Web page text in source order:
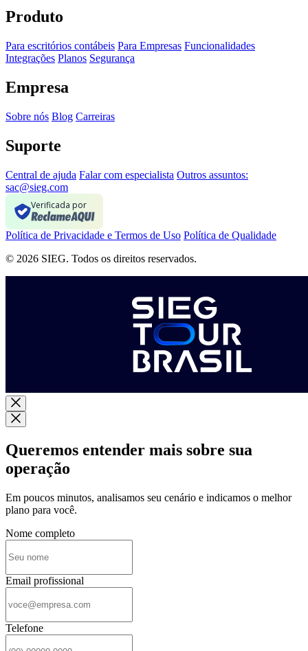
Produto
Para escritórios contábeis Para Empresas Funcionalidades
Integrações Planos Segurança
Empresa
Sobre nós Blog Carreiras
Suporte
Central de ajuda Falar com especialista Outros assuntos:
sac@sieg.com
Verificada por
Política de Privacidade e Termos de Uso Política de Qualidade
© 2026 SIEG. Todos os direitos reservados.
Queremos entender mais sobre sua
operação
Em poucos minutos, analisamos seu cenário e indicamos o melhor
plano para você.
Nome completo
Email profissional
Telefone